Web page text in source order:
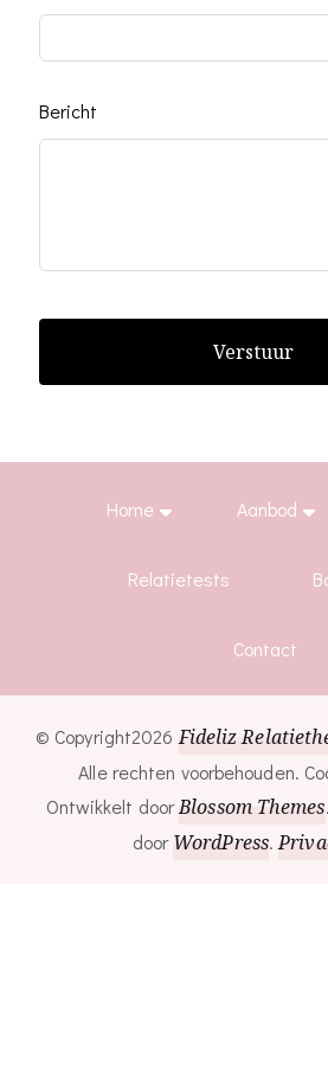
Bericht
Verstuur
Home Aanbod
Relatietests
Contact
© Copyright2026 Fideliz
Alle rechten voorbehouden.
Ontwikkelt doorBlossom Themes
doorWordPress.